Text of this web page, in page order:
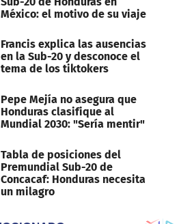
México: el motivo de su viaje
Francis explica las ausencias
en la Sub-20 y desconoce el
tema de los tiktokers
Pepe Mejía no asegura que
Honduras clasifique al
Mundial 2030: "Sería mentir"
Tabla de posiciones del
Premundial Sub-20 de
Concacaf: Honduras necesita
un milagro